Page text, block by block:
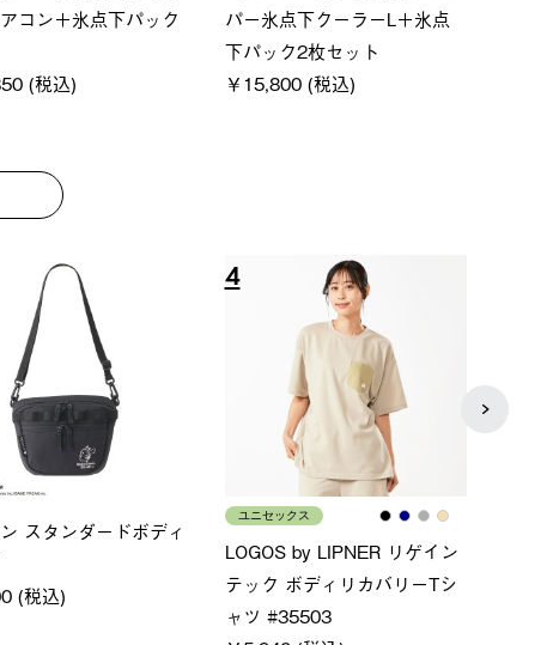
クタゴン-BJ
(税込)
クサンシェード-BF
￥16,800 (税込)
ムホールジップフーデ
特別価格
8
メンズ
クールタッチリラックスパン
ツ
￥5,500 (税込)